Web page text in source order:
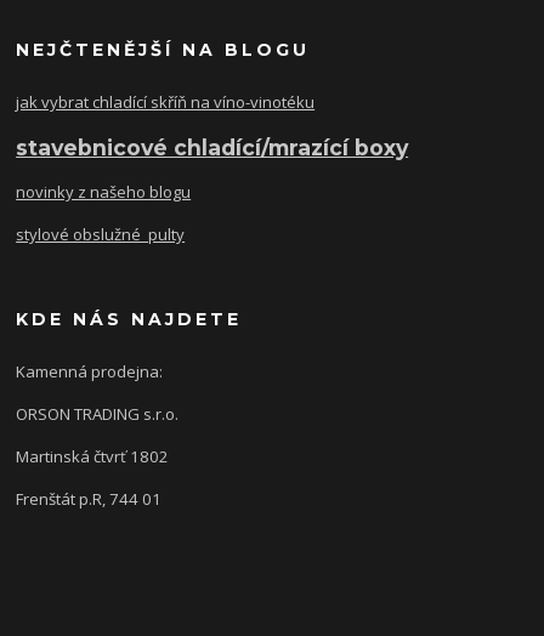
NEJČTENĚJŠÍ NA BLOGU
jak vybrat chladící skříň na víno-vinotéku
stavebnicové chladící/mrazící boxy
novinky z našeho blogu
stylové obslužné pulty
KDE NÁS NAJDETE
Kamenná prodejna:
ORSON TRADING s.r.o.
Martinská čtvrť 1802
Frenštát p.R, 744 01